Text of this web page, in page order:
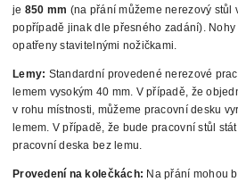
je 850 mm (na přání můžeme nerezový stůl
popřípadě jinak dle přesného zadání).
opatřeny stavitelnými nožičkami.
Lemy: Standardní provedené nerezové
lemem vysokým 40 mm. V případě, že
v rohu místnosti, můžeme pracovní desku
lemem. V případě, že bude pracovní stůl
pracovní deska bez lemu.
Provedení na kolečkách: Na přání mohou